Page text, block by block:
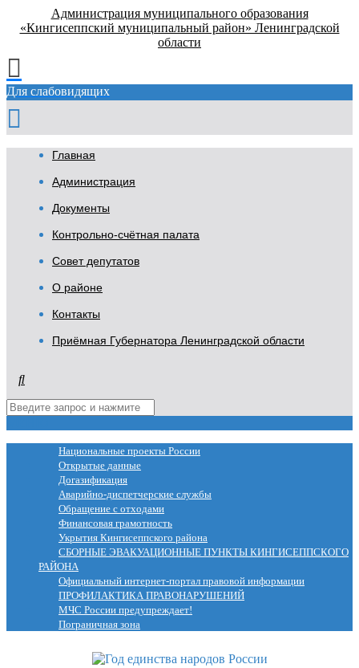
Администрация муниципального образования
«Кингисеппский муниципальный район» Ленинградской
области
Для слабовидящих
Главная
Администрация
Документы
Контрольно-счётная палата
Совет депутатов
О районе
Контакты
Приёмная Губернатора Ленинградской области
Национальные проекты России
Открытые данные
Догазификация
Аварийно-диспетчерские службы
Обращение с отходами
Финансовая грамотность
Укрытия Кингисеппского района
СБОРНЫЕ ЭВАКУАЦИОННЫЕ ПУНКТЫ КИНГИСЕППСКОГО
РАЙОНА
Официальный интернет-портал правовой информации
ПРОФИЛАКТИКА ПРАВОНАРУШЕНИЙ
МЧС России предупреждает!
Пограничная зона